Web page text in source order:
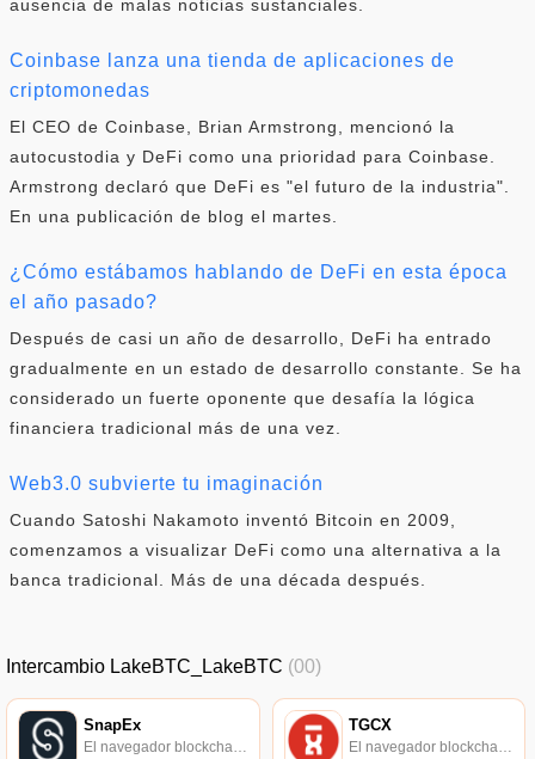
ausencia de malas noticias sustanciales.
Coinbase lanza una tienda de aplicaciones de
criptomonedas
El CEO de Coinbase, Brian Armstrong, mencionó la
autocustodia y DeFi como una prioridad para Coinbase.
Armstrong declaró que DeFi es "el futuro de la industria".
En una publicación de blog el martes.
¿Cómo estábamos hablando de DeFi en esta época
el año pasado?
Después de casi un año de desarrollo, DeFi ha entrado
gradualmente en un estado de desarrollo constante. Se ha
considerado un fuerte oponente que desafía la lógica
financiera tradicional más de una vez.
Web3.0 subvierte tu imaginación
Cuando Satoshi Nakamoto inventó Bitcoin en 2009,
comenzamos a visualizar DeFi como una alternativa a la
banca tradicional. Más de una década después.
Intercambio LakeBTC_LakeBTC (00)
SnapEx TGCX